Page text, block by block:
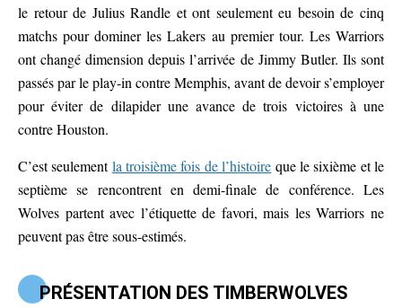
le retour de Julius Randle et ont seulement eu besoin de cinq
matchs pour dominer les Lakers au premier tour. Les Warriors
ont changé dimension depuis l’arrivée de Jimmy Butler. Ils sont
passés par le play-in contre Memphis, avant de devoir s’employer
pour éviter de dilapider une avance de trois victoires à une
contre Houston.
C’est seulementla troisième fois de l’histoire que le sixième et le
septième se rencontrent en demi-finale de conférence. Les
Wolves partent avec l’étiquette de favori, mais les Warriors ne
peuvent pas être sous-estimés.
PRÉSENTATION DES TIMBERWOLVES